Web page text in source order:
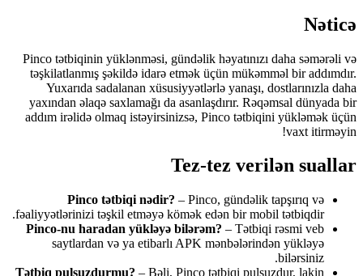
Nəticə
Pinco tətbiqinin yüklənməsi, gündəlik həyatınızı daha səmərəli və
təşkilatlanmış şəkildə idarə etmək üçün mükəmməl bir addımdır.
Yuxarıda sadalanan xüsusiyyətlərlə yanaşı, dostlarınızla daha
yaxından əlaqə saxlamağı da asanlaşdırır. Rəqəmsal dünyada bir
addım irəlidə olmaq istəyirsinizsə, Pinco tətbiqini yükləmək üçün
vaxt itirməyin!
Tez-tez verilən suallar
Pinco tətbiqi nədir? – Pinco, gündəlik tapşırıq və
fəaliyyətlərinizi təşkil etməyə kömək edən bir mobil tətbiqdir.
Pinco-nu haradan yükləyə bilərəm? – Tətbiqi rəsmi veb
saytlardan və ya etibarlı APK mənbələrindən yükləyə
bilərsiniz.
Tətbiq pulsuzdurmu? – Bəli, Pinco tətbiqi pulsuzdur, lakin